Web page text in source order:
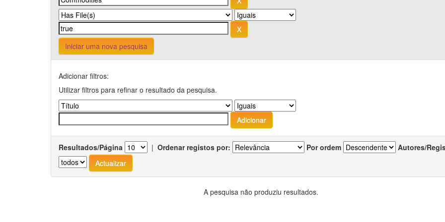
Iniciar uma nova pesquisa
Adicionar filtros:
Utilizar filtros para refinar o resultado da pesquisa.
Resultados/Página | Ordenar registos por: Por ordem Autores/
A pesquisa não produziu resultados.